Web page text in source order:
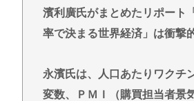
ベジットのベジータ要素、ネー
Powered by livedoor 相互RSS
濱利廣氏がまとめたリポート
率で決まる世界経済」は衝撃
永濱氏は、人口あたりワクチ
変数、ＰＭＩ（購買担当者景